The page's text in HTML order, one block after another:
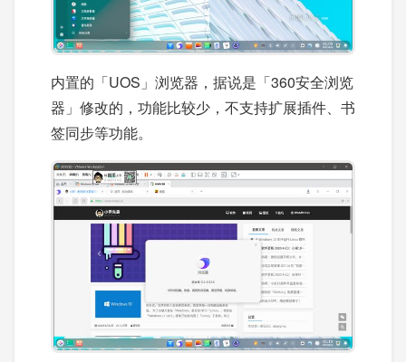
内置的「UOS」浏览器，据说是「360安全浏览
器」修改的，功能比较少，不支持扩展插件、书
签同步等功能。